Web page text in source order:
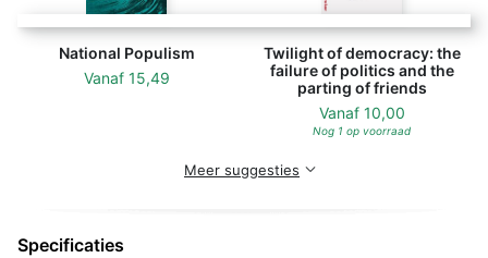
National Populism
Vanaf 15,49
Twilight of democracy: the
failure of politics and the
parting of friends
Vanaf 10,00
Nog 1 op voorraad
Meer suggesties
Specificaties